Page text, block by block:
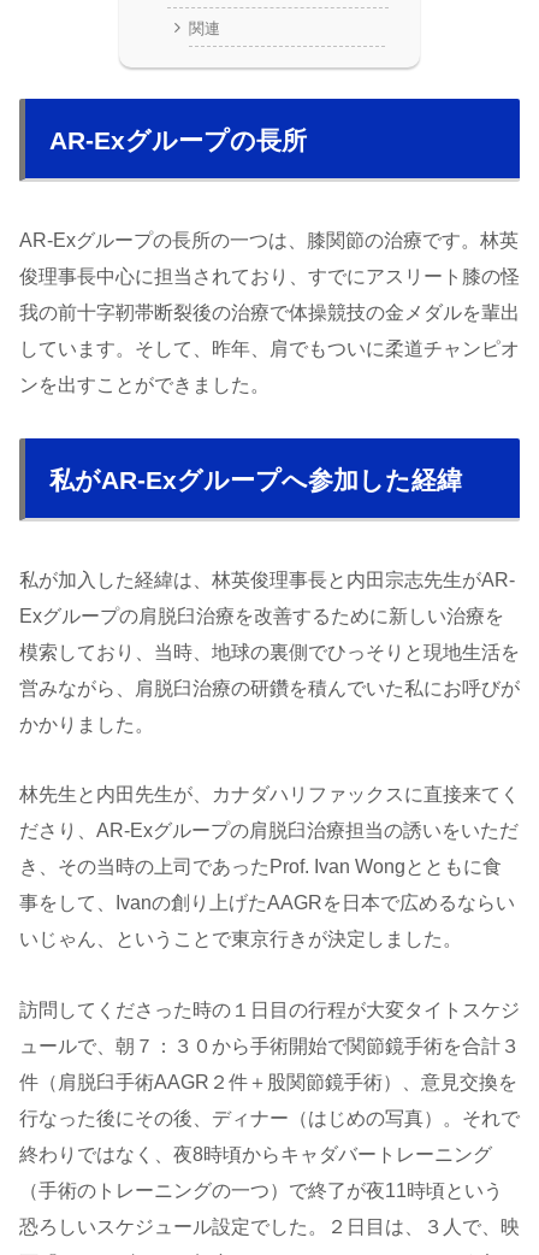
関連
AR-Exグループの長所
AR-Exグループの長所の一つは、膝関節の治療です。林英
俊理事長中心に担当されており、すでにアスリート膝の怪
我の前十字靭帯断裂後の治療で体操競技の金メダルを輩出
しています。そして、昨年、肩でもついに柔道チャンピオ
ンを出すことができました。
私がAR-Exグループへ参加した経緯
私が加入した経緯は、林英俊理事長と内田宗志先生がAR-
Exグループの肩脱臼治療を改善するために新しい治療を
模索しており、当時、地球の裏側でひっそりと現地生活を
営みながら、肩脱臼治療の研鑽を積んでいた私にお呼びが
かかりました。
林先生と内田先生が、カナダハリファックスに直接来てく
ださり、AR-Exグループの肩脱臼治療担当の誘いをいただ
き、その当時の上司であったProf. Ivan Wongとともに食
事をして、Ivanの創り上げたAAGRを日本で広めるならい
いじゃん、ということで東京行きが決定しました。
訪問してくださった時の１日目の行程が大変タイトスケジ
ュールで、朝７：３０から手術開始で関節鏡手術を合計３
件（肩脱臼手術AAGR２件＋股関節鏡手術）、意見交換を
行なった後にその後、ディナー（はじめの写真）。それで
終わりではなく、夜8時頃からキャダバートレーニング
（手術のトレーニングの一つ）で終了が夜11時頃という
恐ろしいスケジュール設定でした。２日目は、３人で、映